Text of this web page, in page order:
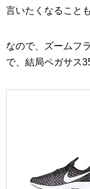
言いたくなること
なので、ズームフ
で、結局ペガサス